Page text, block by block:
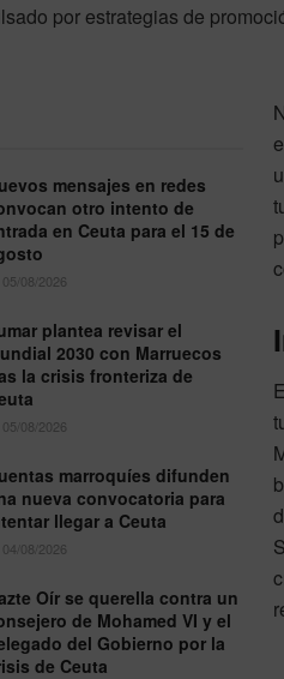
por estrategias de
mensajes en redes
otro intento de
en Ceuta para el 15 de
05/08/2026
plantea revisar el
2030 con Marruecos
la crisis fronteriza de
05/08/2026
marroquíes difunden
nueva convocatoria para
llegar a Ceuta
04/08/2026
Oír se querella contra un
de Mohamed VI y el
del Gobierno por la
de Ceuta